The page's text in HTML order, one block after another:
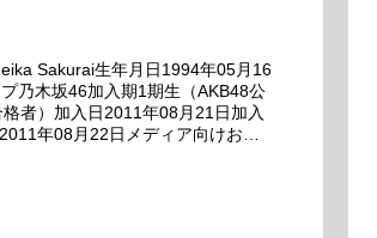
Sakurai生年月日1994年05月16
乃木坂46加入期1期生（AKB48公
者）加入日2011年08月21日加入
年08月22日メディア向けお披